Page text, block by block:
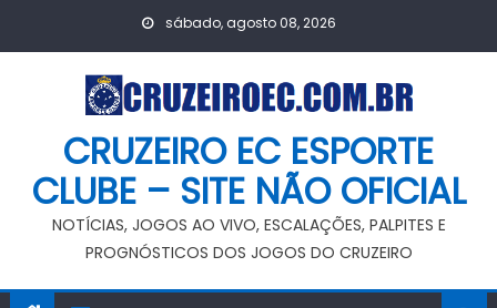
sábado, agosto 08, 2026
CRUZEIRO EC ESPORTE
CLUBE – SITE NÃO OFICIAL
NOTÍCIAS, JOGOS AO VIVO, ESCALAÇÕES, PALPITES E
PROGNÓSTICOS DOS JOGOS DO CRUZEIRO